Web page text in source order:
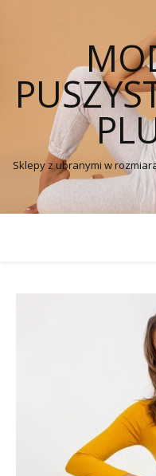
Sklepy z ubranymi w